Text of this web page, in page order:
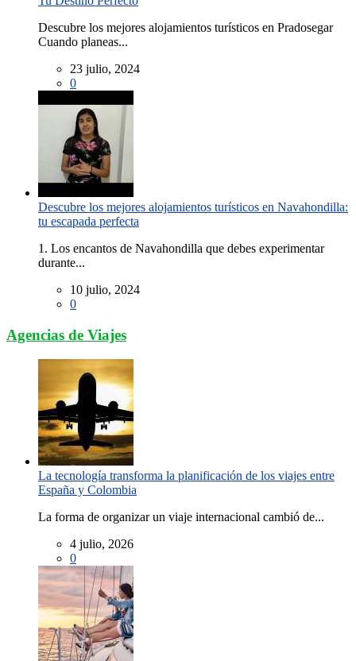
Descubre los mejores alojamientos turísticos en Pradosegar
Cuando planeas...
23 julio, 2024
0
Descubre los mejores alojamientos turísticos en Navahondilla:
tu escapada perfecta
1. Los encantos de Navahondilla que debes experimentar
durante...
10 julio, 2024
0
Agencias de Viajes
La tecnología transforma la planificación de los viajes entre
España y Colombia
La forma de organizar un viaje internacional cambió de...
4 julio, 2026
0